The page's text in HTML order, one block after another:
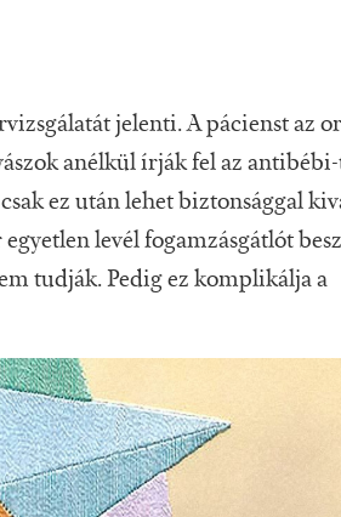
jelenti. A pácienst az
anélkül írják fel az
ez után lehet biztonsággal
levél fogamzásgátlót
tudják. Pedig ez komplikálja a